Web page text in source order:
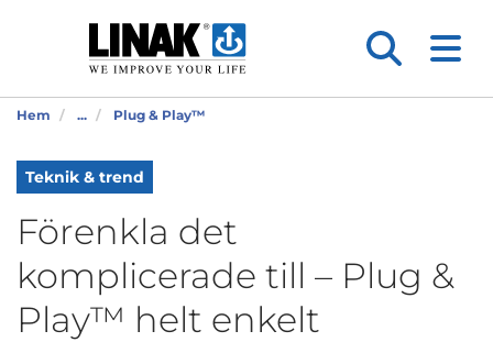
Hem ... Plug & Play™
Teknik & trend
Förenkla det
komplicerade till – Plug &
Play™ helt enkelt